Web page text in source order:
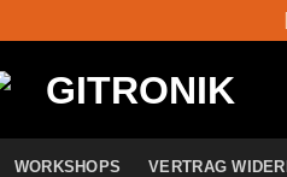
WORKSHOPS VERTRAG